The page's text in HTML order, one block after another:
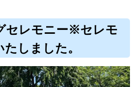
セレモニー※セレモ
しました。